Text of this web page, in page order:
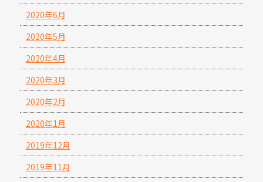
2020年6月
2020年5月
2020年4月
2020年3月
2020年2月
2020年1月
2019年12月
2019年11月